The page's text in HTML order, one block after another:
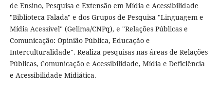
de Ensino, Pesquisa e Extensão em Mídia e Acessibilidade
"Biblioteca Falada" e dos Grupos de Pesquisa "Linguagem e
Mídia Acessível" (Gelima/CNPq), e "Relações Públicas e
Comunicação: Opinião Pública, Educação e
Interculturalidade". Realiza pesquisas nas áreas de Relações
Públicas, Comunicação e Acessibilidade, Mídia e Deficiência
e Acessibilidade Midiática.